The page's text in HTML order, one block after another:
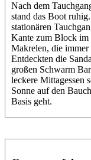
Nach dem
stand das Boot
stationären
Kante zum Block im
Makrelen, die
Entdeckten die
großen Schwarm
leckere Mittagessen
Sonne auf den
Basis geht.